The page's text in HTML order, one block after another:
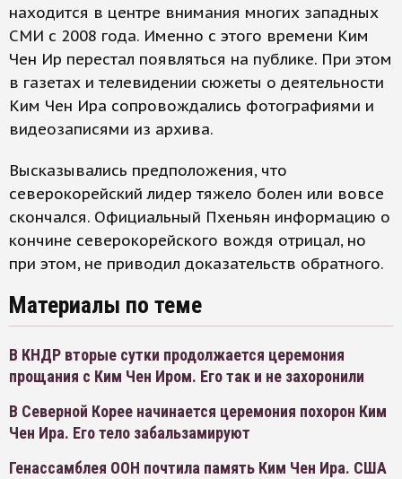
находится в центре внимания многих западных
СМИ с 2008 года. Именно с этого времени Ким
Чен Ир перестал появляться на публике. При этом
в газетах и телевидении сюжеты о деятельности
Ким Чен Ира сопровождались фотографиями и
видеозаписями из архива.
Высказывались предположения, что
северокорейский лидер тяжело болен или вовсе
скончался. Официальный Пхеньян информацию о
кончине северокорейского вождя отрицал, но
при этом, не приводил доказательств обратного.
Материалы по теме
В КНДР вторые сутки продолжается церемония
прощания с Ким Чен Иром. Его так и не захоронили
В Северной Корее начинается церемония похорон Ким
Чен Ира. Его тело забальзамируют
Генассамблея ООН почтила память Ким Чен Ира. США